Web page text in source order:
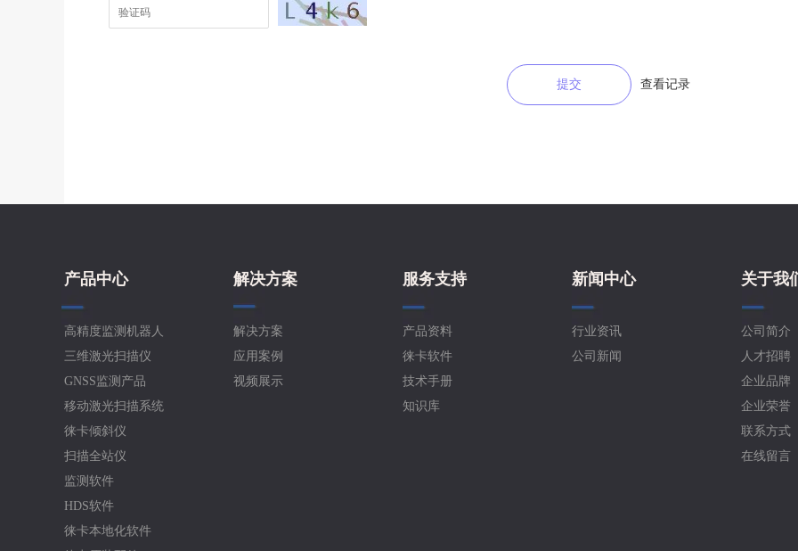
提交 查看记录
产品中心
高精度监测机器人
三维激光扫描仪
GNSS监测产品
移动激光扫描系统
徕卡倾斜仪
扫描全站仪
监测软件
HDS软件
徕卡本地化软件
解决方案
解决方案
应用案例
视频展示
服务支持
产品资料
徕卡软件
技术手册
知识库
新闻中心
行业资讯
公司新闻
关于我
公司简介
人才招聘
企业品牌
企业荣誉
联系方式
在线留言